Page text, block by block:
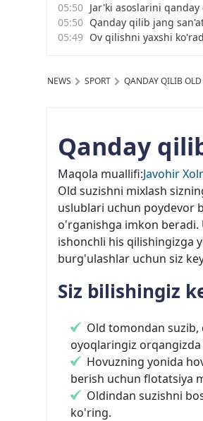
Jar'ki asoslarini
Qanday qilib jang
Ov qilishni yaxshi
NEWS SPORT QANDAY QILIB
Qanday
Maqola muallifi:Javohir
Old suzishni mixlash
uslublari uchun poydevor
o'rganishga imkon beradi.
ishonchli his qilishingizga
burg'ulashlar uchun siz
Siz bilishingiz
Old tomondan
oyoqlaringiz orqangizda
Hovuzning yonida
berish uchun flotatsiya
Oldindan suzishni
ko'ring.